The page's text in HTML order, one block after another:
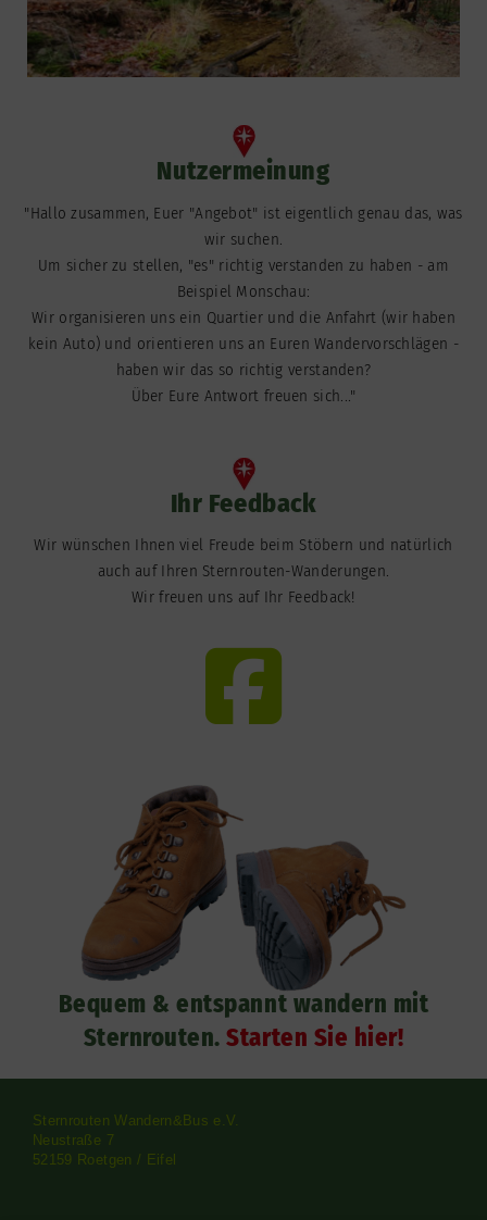
Nutzermeinung
"Hallo zusammen, Euer "Angebot" ist eigentlich genau das, was
wir suchen.
Um sicher zu stellen, "es" richtig verstanden zu haben - am
Beispiel Monschau:
Wir organisieren uns ein Quartier und die Anfahrt (wir haben
kein Auto) und orientieren uns an Euren Wandervorschlägen -
haben wir das so richtig verstanden?
Über Eure Antwort freuen sich..."
Ihr Feedback
Wir wünschen Ihnen viel Freude beim Stöbern und natürlich
auch auf Ihren Sternrouten-Wanderungen.
Wir freuen uns auf Ihr Feedback!
Bequem & entspannt wandern mit
Sternrouten.Starten Sie hier!
Sternrouten Wandern&Bus e.V.
Neustraße 7
52159 Roetgen / Eifel